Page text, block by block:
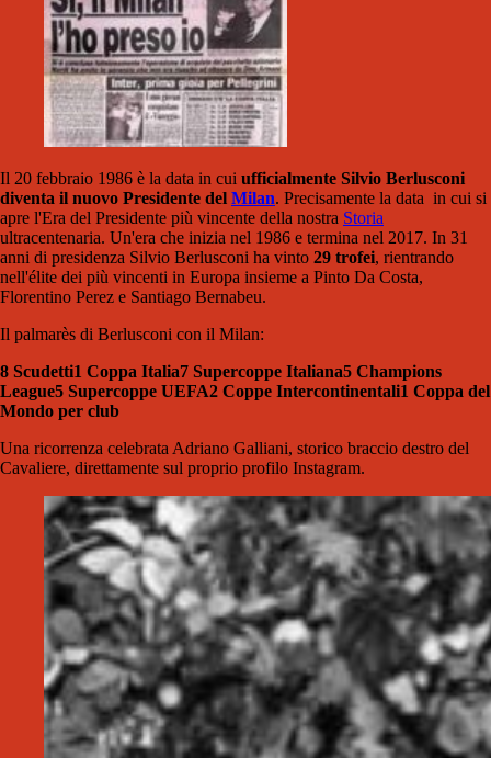
Il 20 febbraio 1986 è la data in cui ufficialmente Silvio Berlusconi
diventa il nuovo Presidente del Milan. Precisamente la data in cui si
apre l'Era del Presidente più vincente della nostra Storia
ultracentenaria. Un'era che inizia nel 1986 e termina nel 2017. In 31
anni di presidenza Silvio Berlusconi ha vinto 29 trofei, rientrando
nell'élite dei più vincenti in Europa insieme a Pinto Da Costa,
Florentino Perez e Santiago Bernabeu.
Il palmarès di Berlusconi con il Milan:
8 Scudetti1 Coppa Italia7 Supercoppe Italiana5 Champions
League5 Supercoppe UEFA2 Coppe Intercontinentali1 Coppa del
Mondo per club
Una ricorrenza celebrata Adriano Galliani, storico braccio destro del
Cavaliere, direttamente sul proprio profilo Instagram.